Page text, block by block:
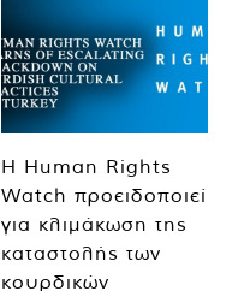
Η Human Rights
Watch προειδοποιεί
για κλιμάκωση της
καταστολής των
κουρδικών